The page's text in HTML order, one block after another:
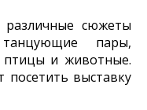
различные сюжеты
пары,
птицы и животные.
посетить выставку